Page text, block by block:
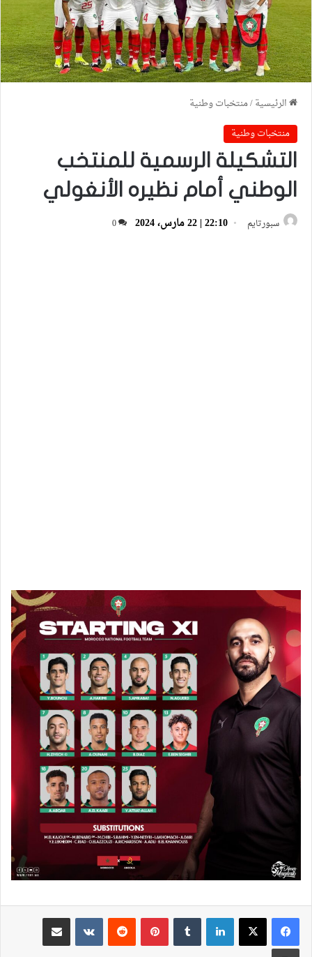
الرئيسية/منتخبات وطنية
منتخبات وطنية
التشكيلة الرسمية للمنتخب
الوطني أمام نظيره الأنغولي
سبورتايم 22:10 | 22 مارس، 2024 0
لينكدإن بينتيريست
مشاركة عبر البريد
طباعة